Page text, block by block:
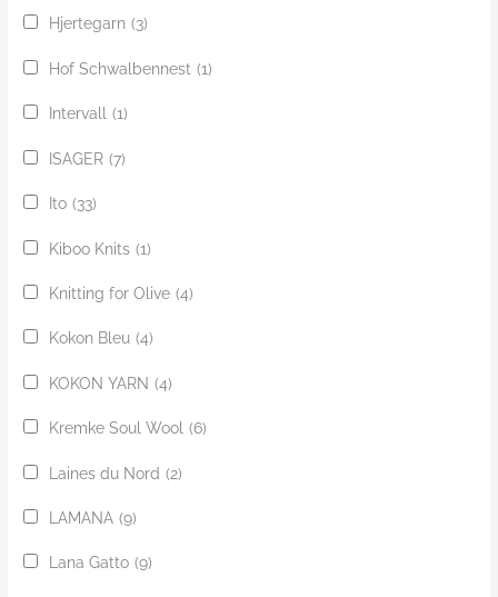
Hjertegarn (3)
Hof Schwalbennest (1)
Intervall (1)
ISAGER (7)
Ito (33)
Kiboo Knits (1)
Knitting for Olive (4)
Kokon Bleu (4)
KOKON YARN (4)
Kremke Soul Wool (6)
Laines du Nord (2)
LAMANA (9)
Lana Gatto (9)